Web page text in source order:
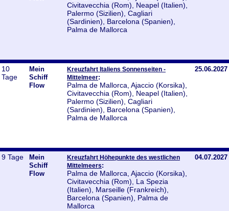
Civitavecchia (Rom), Neapel (Italien),
Palermo (Sizilien), Cagliari
(Sardinien), Barcelona (Spanien),
Palma de Mallorca
10
Tage
Mein
Schiff
Flow
Kreuzfahrt Italiens Sonnenseiten -
Mittelmeer:
Palma de Mallorca, Ajaccio (Korsika),
Civitavecchia (Rom), Neapel (Italien),
Palermo (Sizilien), Cagliari
(Sardinien), Barcelona (Spanien),
Palma de Mallorca
25.06.2027
9 Tage
Mein
Schiff
Flow
Kreuzfahrt Höhepunkte des westlichen
Mittelmeers:
Palma de Mallorca, Ajaccio (Korsika),
Civitavecchia (Rom), La Spezia
(Italien), Marseille (Frankreich),
Barcelona (Spanien), Palma de
Mallorca
04.07.2027